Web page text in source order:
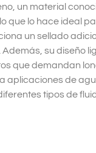
un material
que lo hace ideal
un sellado
su diseño
que demandan
aplicaciones de
tipos de